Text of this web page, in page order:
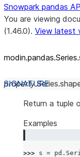
Snowpark pandas
You are viewing
(1.46.0). View latest
property Series.
Return a tuple
Examples
>>> s = pd .